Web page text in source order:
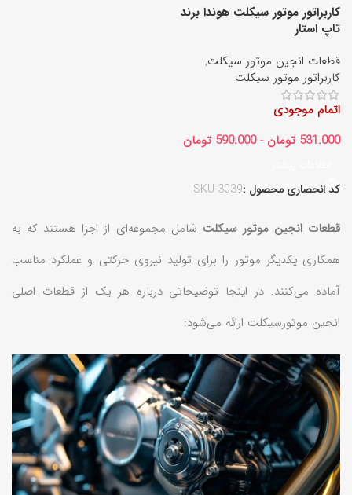
کاربراتور موتور سیکلت هوندا برند
تاپ استار
قطعات انجین موتور سیکلت,
کاربراتور موتور سیکلت
اتمام موجودی
531.000 تومان -
590.000 تومان
کد انحصاری محصول :SKU-3039
قطعات انجین موتور سیکلت شامل مجموعه‌ای از اجزا هستند که به
همکاری یکدیگر موتور را برای تولید نیروی حرکتی و عملکرد مناسب
آماده می‌کنند. در اینجا توضیحاتی درباره هر یک از قطعات اصلی
انجین موتورسیکلت ارائه می‌شود: